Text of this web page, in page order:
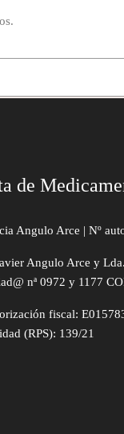
de
Angulo Arce | Nº
Angulo Arce y
nª 0972 y 1177
fiscal:
(RPS): 139/21